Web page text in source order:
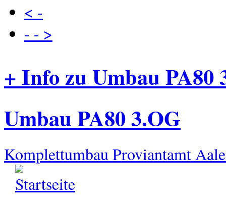
< -
- - >
+ Info zu Umbau PA80
Umbau PA80 3.OG
Komplettumbau Proviantamt